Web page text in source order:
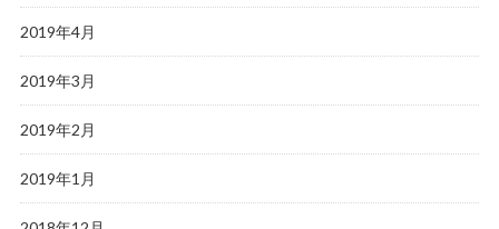
2019年4月
2019年3月
2019年2月
2019年1月